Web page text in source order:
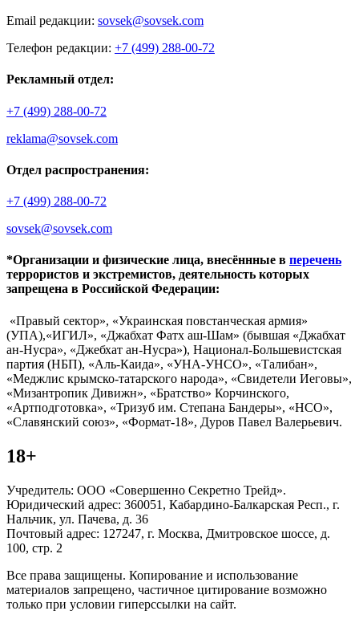
Email редакции: sovsek@sovsek.com
Телефон редакции: +7 (499) 288-00-72
Рекламный отдел:
+7 (499) 288-00-72
reklama@sovsek.com
Отдел распространения:
+7 (499) 288-00-72
sovsek@sovsek.com
*Организации и физические лица, внесённные в перечень
террористов и экстремистов, деятельность которых
запрещена в Российской Федерации:
«Правый сектор», «Украинская повстанческая армия»
(УПА),«ИГИЛ», «Джабхат Фатх аш-Шам» (бывшая «Джабхат
ан-Нусра», «Джебхат ан-Нусра»), Национал-Большевистская
партия (НБП), «Аль-Каида», «УНА-УНСО», «Талибан»,
«Меджлис крымско-татарского народа», «Свидетели Иеговы»,
«Мизантропик Дивижн», «Братство» Корчинского,
«Артподготовка», «Тризуб им. Степана Бандеры», «НСО»,
«Славянский союз», «Формат-18», Дуров Павел Валерьевич.
18+
Учредитель: ООО «Совершенно Секретно Трейд».
Юридический адрес: 360051, Кабардино-Балкарская Респ., г.
Нальчик, ул. Пачева, д. 36
Почтовый адрес: 127247, г. Москва, Дмитровское шоссе, д.
100, стр. 2
Все права защищены. Копирование и использование
материалов запрещено, частичное цитирование возможно
только при условии гиперссылки на сайт.